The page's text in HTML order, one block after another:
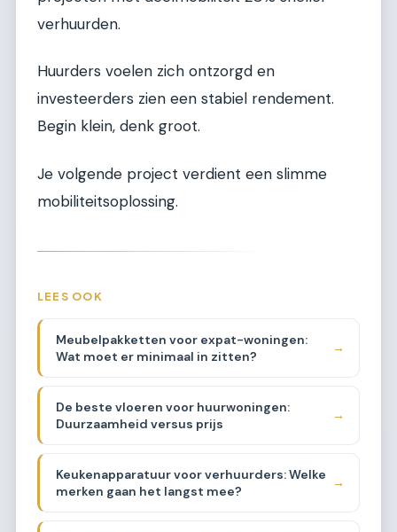
verhuurden.
Huurders voelen zich ontzorgd en
investeerders zien een stabiel rendement.
Begin klein, denk groot.
Je volgende project verdient een slimme
mobiliteitsoplossing.
LEES OOK
Meubelpakketten voor expat-woningen:
Wat moet er minimaal in zitten?
→
De beste vloeren voor huurwoningen:
Duurzaamheid versus prijs
→
Keukenapparatuur voor verhuurders: Welke
merken gaan het langst mee?
→